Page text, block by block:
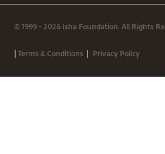
© 1999 - 2026 Isha Foundation. All Rights
|Terms & Conditions | Privacy Policy